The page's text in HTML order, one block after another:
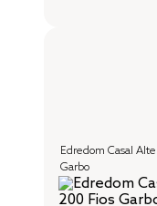
Edredom Casal
Garbo